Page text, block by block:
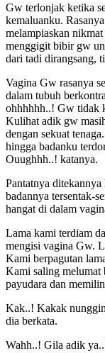
Gw terlonjak ketika
kemaluanku.
melampiaskan
menggigit bibir gw
dari tadi dirangsang,
Vagina Gw rasanya
dalam tubuh
ohhhhhh..! Gw tidak
Kulihat adik gw
dengan sekuat
hingga badanku
Ouughhh..! katanya.
Pantatnya
badannya tersentak-
hangat di dalam
Lama kami terdiam
mengisi vagina Gw.
Kami berpagutan
Kami saling melumat
payudara dan
Kak..! Kakak
dia berkata.
Wahh..! Gila adik